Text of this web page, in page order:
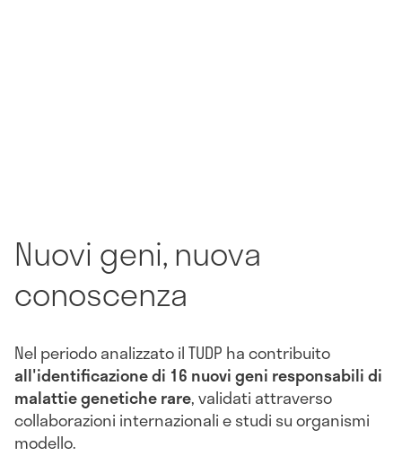
Nuovi geni, nuova
conoscenza
Nel periodo analizzato il TUDP ha contribuito
all'identificazione di 16 nuovi geni responsabili di
malattie genetiche rare, validati attraverso
collaborazioni internazionali e studi su organismi
modello.